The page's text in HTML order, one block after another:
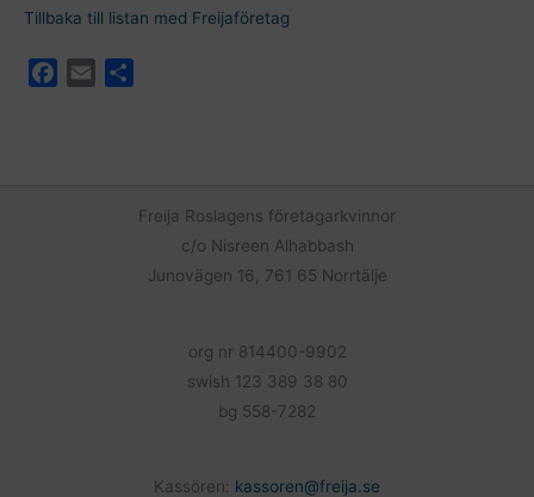
Tillbaka till listan med Freijaföretag
Freija Roslagens företagarkvinnor
c/o Nisreen Alhabbash
Junovägen 16, 761 65 Norrtälje
org nr 814400-9902
swish 123 389 38 80
bg 558-7282
Kassören: kassoren@freija.se